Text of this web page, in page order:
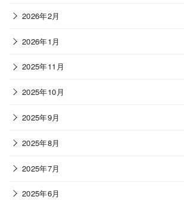
2026年2月
2026年1月
2025年11月
2025年10月
2025年9月
2025年8月
2025年7月
2025年6月